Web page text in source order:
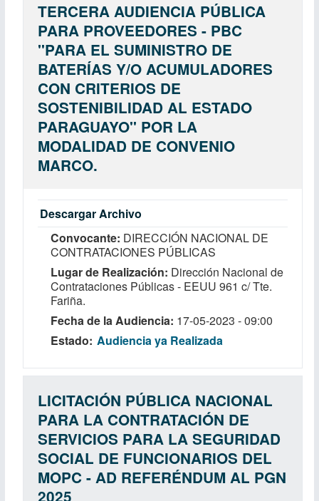
TERCERA AUDIENCIA PÚBLICA
PARA PROVEEDORES - PBC
''PARA EL SUMINISTRO DE
BATERÍAS Y/O ACUMULADORES
CON CRITERIOS DE
SOSTENIBILIDAD AL ESTADO
PARAGUAYO'' POR LA
MODALIDAD DE CONVENIO
MARCO.
Descargar Archivo
Convocante DIRECCIÓN NACIONAL DE
CONTRATACIONES PÚBLICAS
Lugar de Realización Dirección Nacional de
Contrataciones Públicas - EEUU 961 c/ Tte.
Fariña.
Fecha de la Audiencia 17-05-2023 - 09:00
Estado Audiencia ya Realizada
LICITACIÓN PÚBLICA NACIONAL
PARA LA CONTRATACIÓN DE
SERVICIOS PARA LA SEGURIDAD
SOCIAL DE FUNCIONARIOS DEL
MOPC - AD REFERÉNDUM AL PGN
2025